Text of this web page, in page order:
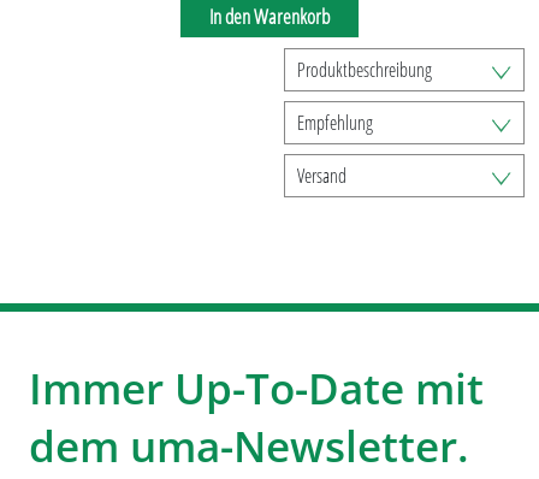
In den Warenkorb
Produktbeschreibung
Empfehlung
Versand
Immer Up-To-Date mit
dem uma-Newsletter.